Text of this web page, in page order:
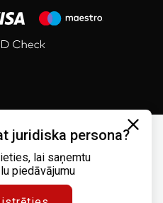
tiesības aizsargātas.
juridiska persona?
lai saņemtu
piedāvājumu